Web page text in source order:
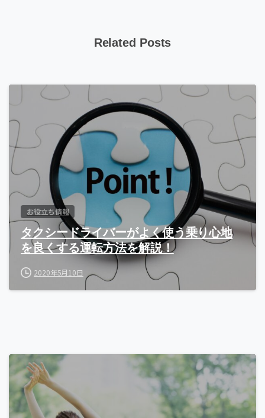
Related Posts
お役立ち情報
タクシードライバーがよく使う乗り心地
を良くする運転方法を解説！
2020年5月10日